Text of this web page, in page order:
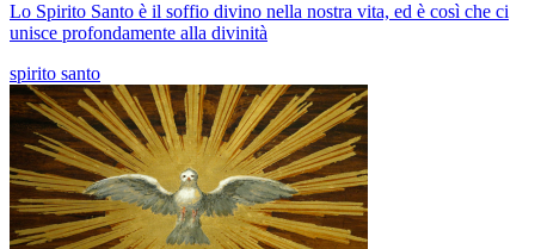
Lo Spirito Santo è il soffio divino nella nostra vita, ed è così che ci
unisce profondamente alla divinità
spirito santo